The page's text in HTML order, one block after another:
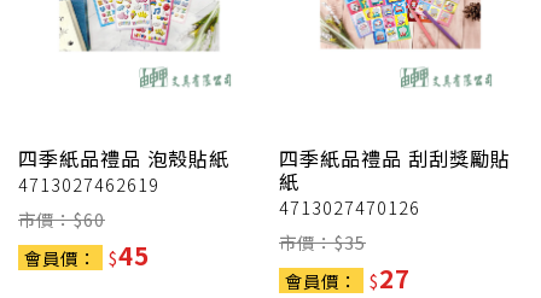
四季紙品禮品 泡殼貼紙
4713027462619
市價：$60
會員價：
$45
四季紙品禮品 刮刮獎勵貼
紙
4713027470126
市價：$35
會員價：
$27